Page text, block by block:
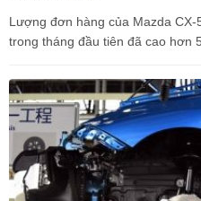
Lượng đơn hàng của Mazda
trong tháng đầu tiên đã cao hơn